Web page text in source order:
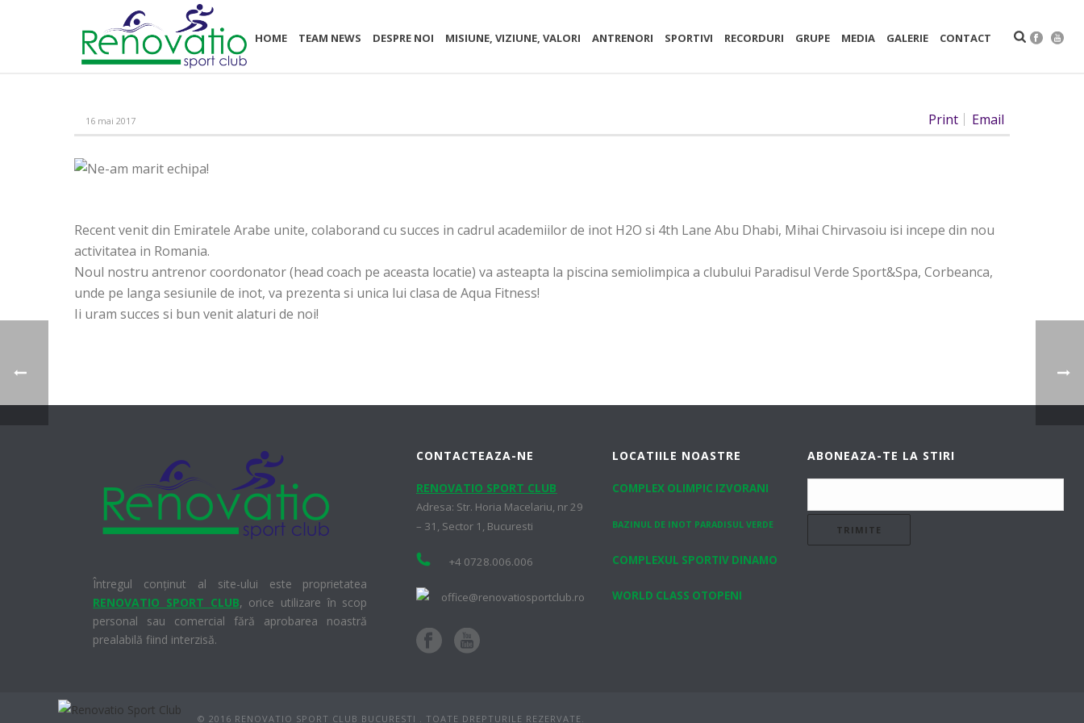
HOME TEAM NEWS DESPRE NOI MISIUNE, VIZIUNE, VALORI ANTRENORI SPORTIVI RECORDURI GRUPE MEDIA GALERIE CONTACT
Print Email
16 mai 2017
Recent venit din Emiratele Arabe unite, colaborand cu succes in cadrul academiilor de inot H2O si 4th Lane Abu Dhabi, Mihai Chirvasoiu isi incepe din nou
activitatea in Romania.
Noul nostru antrenor coordonator (head coach pe aceasta locatie) va asteapta la piscina semiolimpica a clubului Paradisul Verde Sport&Spa, Corbeanca,
unde pe langa sesiunile de inot, va prezenta si unica lui clasa de Aqua Fitness!
Ii uram succes si bun venit alaturi de noi!
Întregul conținut al site-ului este proprietatea
RENOVATIO SPORT CLUB, orice utilizare în scop
personal sau comercial fără aprobarea noastră
prealabilă fiind interzisă.
CONTACTEAZA-NE
RENOVATIO SPORT CLUB
Adresa: Str. Horia Macelariu, nr 29
– 31, Sector 1, Bucuresti
+4 0728.006.006
office@renovatiosportclub.ro
LOCATIILE NOASTRE
COMPLEX OLIMPIC IZVORANI
BAZINUL DE INOT PARADISUL VERDE
COMPLEXUL SPORTIV DINAMO
WORLD CLASS OTOPENI
ABONEAZA-TE LA STIRI
© 2016 RENOVATIO SPORT CLUB BUCURESTI . TOATE DREPTURILE REZERVATE.